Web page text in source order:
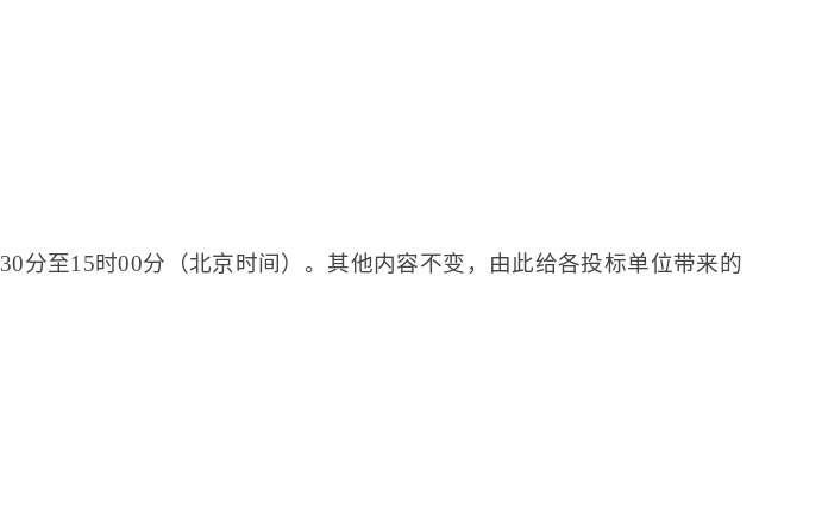
30分至15时00分（北京时间）。其他内容不变，由此给各投标单位带来的